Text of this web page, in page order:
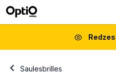
Saulesbrilles